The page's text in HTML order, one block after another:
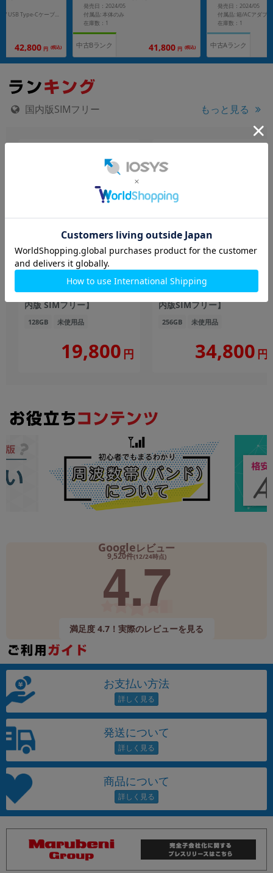
付属品: 箱/ACアダプタ/ USB Type-Cケーブル/ SIM取り出し用ピン/ ソフトケース/クイックスタートガイド
42,800 円 (税込)
発売日：2024/05
付属品: 本体のみ
在庫数：1
中古Bランク 41,800 円 (税込)
発売日：2024/05
在庫数：1
中古Aランク
国内版SIMフリー もっと見る
motorola moto g06
XT2535-6 ローレルオーク
【RAM4GB/ROM128GB/国
内版 SIMフリー】
128GB 未使用品
19,800 円
ック
【RAM8GB/ROM256GB 国
内版SIMフリー】
256GB 未使用品
34,800 円
Googleレビュー
9,520件(12/24時点)
4.7
満足度 4.7！実際のレビューを見る
お支払い方法
発送について
商品について